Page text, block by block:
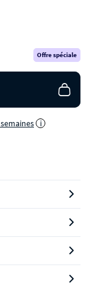
Offre spéciale
i